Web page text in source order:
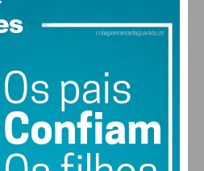
clear sky
64% humidade
28°
DOM
29°
SEG